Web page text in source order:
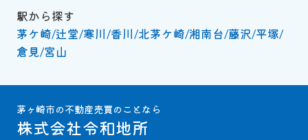
駅から探す
茅ケ崎 辻堂 寒川 香川 北茅ケ崎 湘南台 藤沢 平塚
倉見 宮山
茅ヶ崎市の不動産売買のことなら
株式会社令和地所